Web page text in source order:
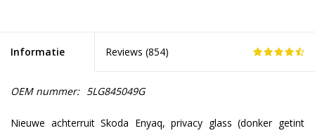
Informatie Reviews (854)
OEM nummer: 5LG845049G
Nieuwe achterruit Skoda Enyaq, privacy glass (donker getint